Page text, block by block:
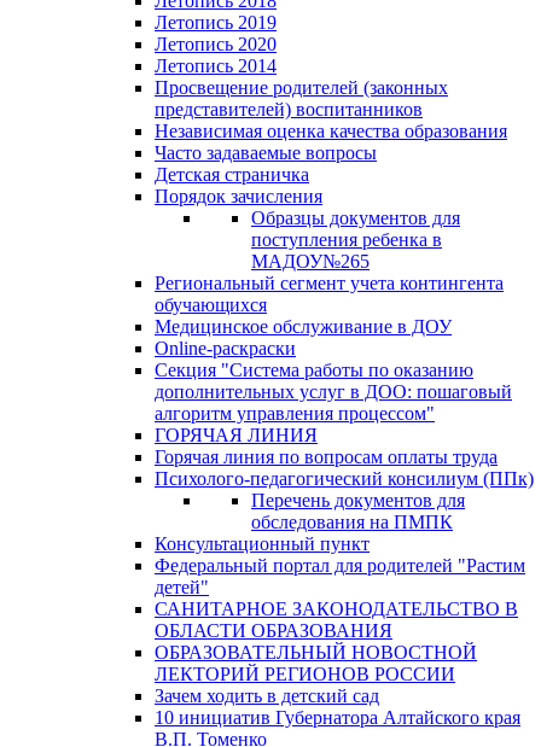
Летопись 2019
Летопись 2020
Летопись 2014
Просвещение родителей (законных
представителей) воспитанников
Независимая оценка качества образования
Часто задаваемые вопросы
Детская страничка
Порядок зачисления
Образцы документов для
поступления ребенка в
МАДОУ№265
Региональный сегмент учета контингента
обучающихся
Медицинское обслуживание в ДОУ
Online-раскраски
Секция "Система работы по оказанию
дополнительных услуг в ДОО: пошаговый
алгоритм управления процессом"
ГОРЯЧАЯ ЛИНИЯ
Горячая линия по вопросам оплаты труда
Психолого-педагогический консилиум (ППк)
Перечень документов для
обследования на ПМПК
Консультационный пункт
Федеральный портал для родителей "Растим
детей"
САНИТАРНОЕ ЗАКОНОДАТЕЛЬСТВО В
ОБЛАСТИ ОБРАЗОВАНИЯ
ОБРАЗОВАТЕЛЬНЫЙ НОВОСТНОЙ
ЛЕКТОРИЙ РЕГИОНОВ РОССИИ
Зачем ходить в детский сад
10 инициатив Губернатора Алтайского края
В.П. Томенко